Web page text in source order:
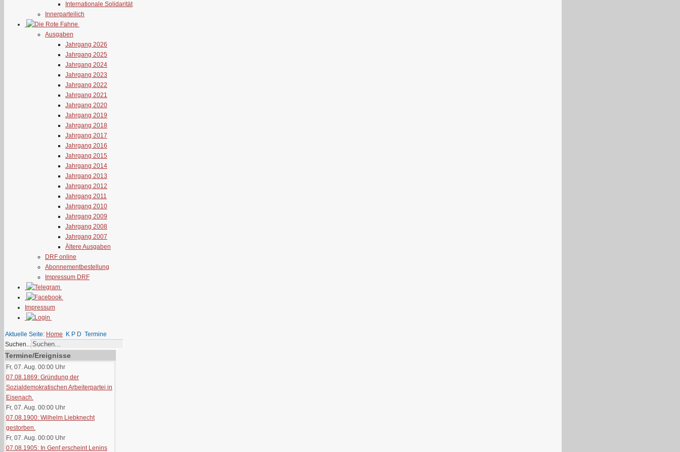
Internationale Solidarität
Innerparteilich
Ausgaben
Jahrgang 2026
Jahrgang 2025
Jahrgang 2024
Jahrgang 2023
Jahrgang 2022
Jahrgang 2021
Jahrgang 2020
Jahrgang 2019
Jahrgang 2018
Jahrgang 2017
Jahrgang 2016
Jahrgang 2015
Jahrgang 2014
Jahrgang 2013
Jahrgang 2012
Jahrgang 2011
Jahrgang 2010
Jahrgang 2009
Jahrgang 2008
Jahrgang 2007
Ältere Ausgaben
DRF online
Abonnementbestellung
Impressum DRF
Impressum
Aktuelle Seite: Home K P D Termine
Suchen...
Termine/Ereignisse
Fr, 07. Aug. 00:00 Uhr
07.08.1869: Gründung der
Sozialdemokratischen Arbeiterpartei in
Eisenach.
Fr, 07. Aug. 00:00 Uhr
07.08.1900: Wilhelm Liebknecht
gestorben.
Fr, 07. Aug. 00:00 Uhr
07.08.1905: In Genf erscheint Lenins